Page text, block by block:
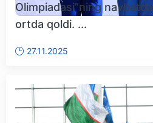
Olimpiadasi”ning
ortda qoldi. ...
27.11.2025